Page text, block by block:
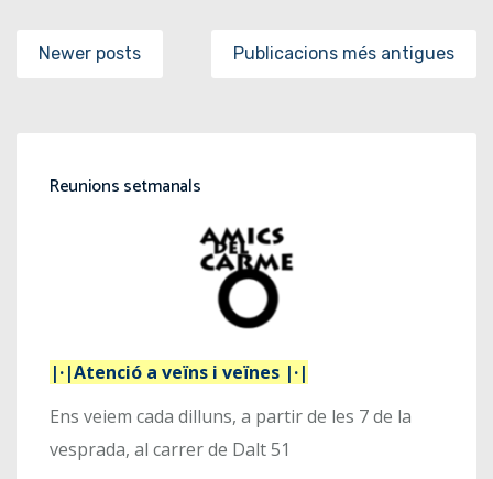
Posts navigation Publicacions més antigues
Newer posts
Reunions setmanals
|·|Atenció a veïns i veïnes |·|
Ens veiem cada dilluns, a partir de les 7 de la
vesprada, al carrer de Dalt 51